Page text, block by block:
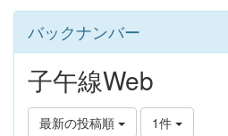
バックナンバー
子午線Web
最新の投稿順 1件